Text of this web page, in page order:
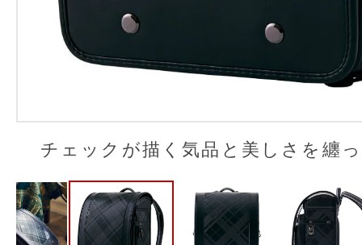
チェックが描く気品と美しさを纏